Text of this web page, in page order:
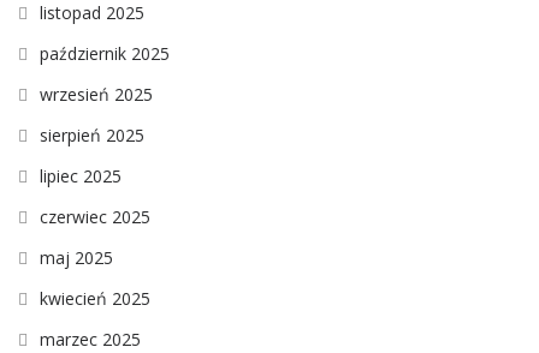
listopad 2025
październik 2025
wrzesień 2025
sierpień 2025
lipiec 2025
czerwiec 2025
maj 2025
kwiecień 2025
marzec 2025